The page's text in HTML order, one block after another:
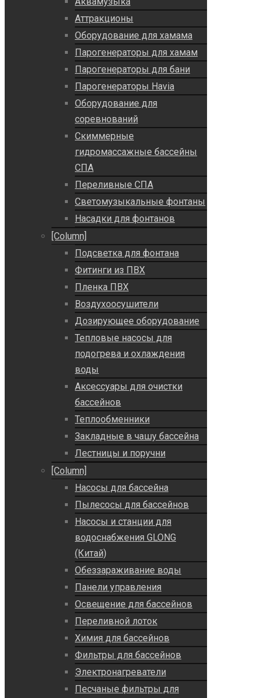
Аттракционы
Оборудование для хамама
Парогенераторы для хамам
Парогенераторы для бани
Парогенераторы Havia
Оборудование для
соревнований
Скиммерные
гидромассажные бассейны
СПА
Переливные СПА
Светомузыкальные фонтаны
Насадки для фонтанов
[Column]
Подсветка для фонтана
Фитинги из ПВХ
Пленка ПВХ
Воздухоосушители
Дозирующее оборудование
Тепловые насосы для
подогрева и охлаждения
воды
Аксессуары для очистки
бассейнов
Теплообменники
Закладные в чашу бассейна
Лестницы и поручни
[Column]
Насосы для бассейна
Пылесосы для бассейнов
Насосы и станции для
водоснабжения GLONG
(Китай)
Обеззараживание воды
Панели управления
Освещение для бассейнов
Переливной лоток
Химия для бассейнов
Фильтры для бассейнов
Электронагреватели
Песчаные фильтры для